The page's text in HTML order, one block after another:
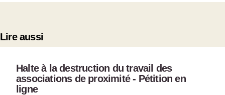
Lire aussi
Halte à la destruction du travail des
associations de proximité - Pétition en
ligne